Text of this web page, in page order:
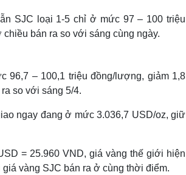
SJC loại 1-5 chỉ ở mức 97 – 100 triệu
bán ra so với sáng cùng ngày.
96,7 – 100,1 triệu đồng/lượng, giảm 1,8
so với sáng 5/4.
ngay đang ở mức 3.036,7 USD/oz, giữ
= 25.960 VND, giá vàng thế giới hiện
vàng SJC bán ra ở cùng thời điểm.